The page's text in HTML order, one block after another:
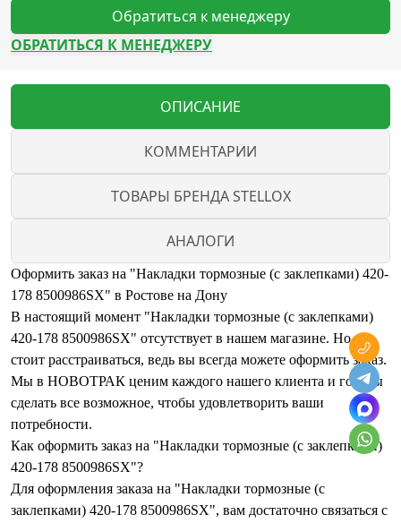
Обратиться к менеджеру
ОБРАТИТЬСЯ К МЕНЕДЖЕРУ
ОПИСАНИЕ
КОММЕНТАРИИ
ТОВАРЫ БРЕНДА STELLOX
АНАЛОГИ
Оформить заказ на "Накладки тормозные (с заклепками) 420-
178 8500986SX" в Ростове на Дону
В настоящий момент "Накладки тормозные (с заклепками)
420-178 8500986SX" отсутствует в нашем магазине. Но не
стоит расстраиваться, ведь вы всегда можете оформить заказ.
Мы в НОВОТРАК ценим каждого нашего клиента и готовы
сделать все возможное, чтобы удовлетворить ваши
потребности.
Как оформить заказ на "Накладки тормозные (с заклепками)
420-178 8500986SX"?
Для оформления заказа на "Накладки тормозные (с
заклепками) 420-178 8500986SX", вам достаточно связаться с